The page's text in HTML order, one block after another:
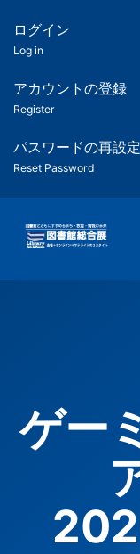
ツ
匿
名
ユ
ー
ー
用
メ
ログイン
Log in
アカウントの登録
Register
パスワードの再設定
Reset Password
ゲー